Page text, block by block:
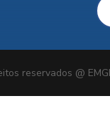
reservados @